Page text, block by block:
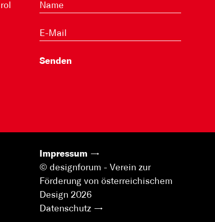
Impressum
© designforum - Verein zur
Förderung von österreichischem
Design 2026
Datenschutz